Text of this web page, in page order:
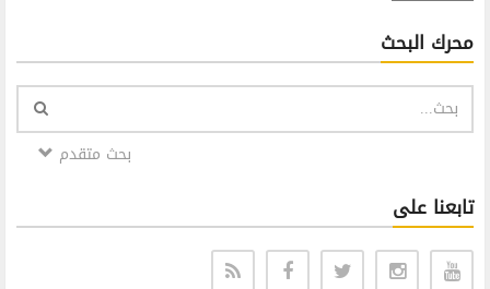
محرك البحث
بحث متقدم
تابعنا على